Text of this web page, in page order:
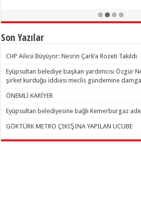
Son Yazılar
CHP Ailesi Büyüyor: Nesrin Çark’a Rozeti Takıldı
Eyüpsultan belediye başkan yardımcısı Özgür
şirket kurduğu iddiası meclis gündemine
ÖNEMLİ KARİYER
Eyüpsultan belediyesine bağlı Kemerburgaz
GÖKTÜRK METRO ÇIKIŞINA YAPILAN UCUBE